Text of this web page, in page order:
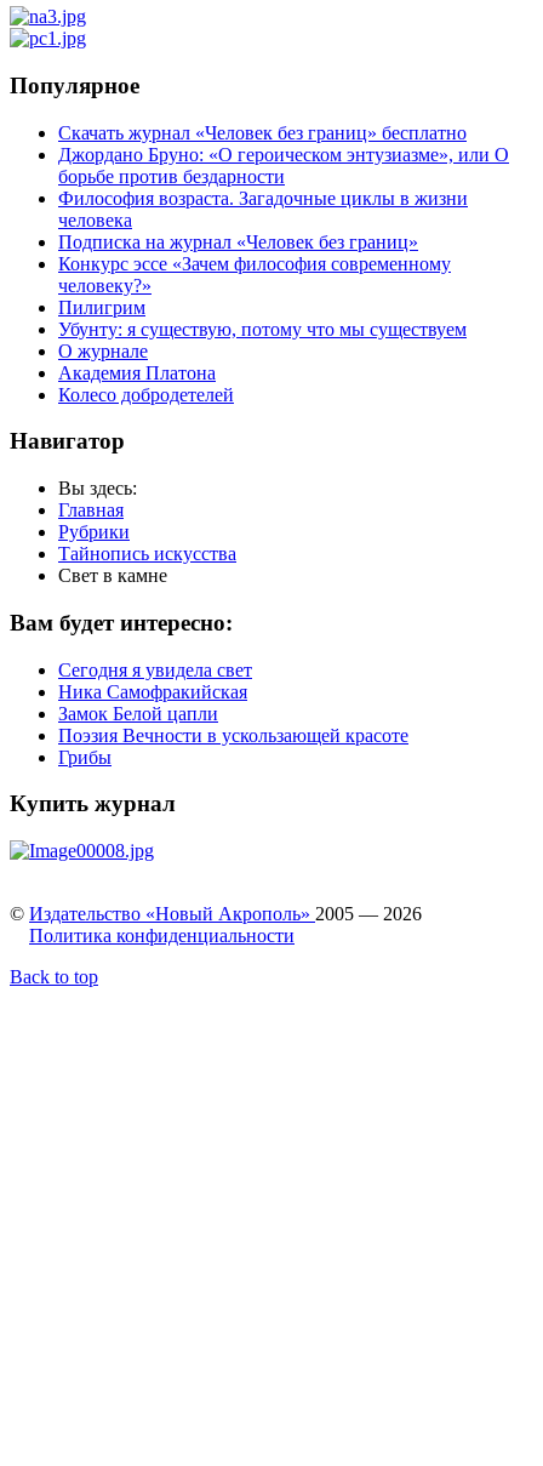
Популярное
Скачать журнал «Человек без границ» бесплатно
Джордано Бруно: «О героическом энтузиазме», или О
борьбе против бездарности
Философия возраста. Загадочные циклы в жизни
человека
Подписка на журнал «Человек без границ»
Конкурс эссе «Зачем философия современному
человеку?»
Пилигрим
Убунту: я существую, потому что мы существуем
О журнале
Академия Платона
Колесо добродетелей
Навигатор
Вы здесь:
Главная
Рубрики
Тайнопись искусства
Свет в камне
Вам будет интересно:
Сегодня я увидела свет
Ника Cамофракийская
Замок Белой цапли
Поэзия Вечности в ускользающей красоте
Грибы
Купить журнал
© Издательство «Новый Акрополь» 2005 — 2026
Политика конфиденциальности
Back to top